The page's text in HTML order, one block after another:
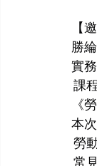
【
勝
實
課
《
本
勞
常